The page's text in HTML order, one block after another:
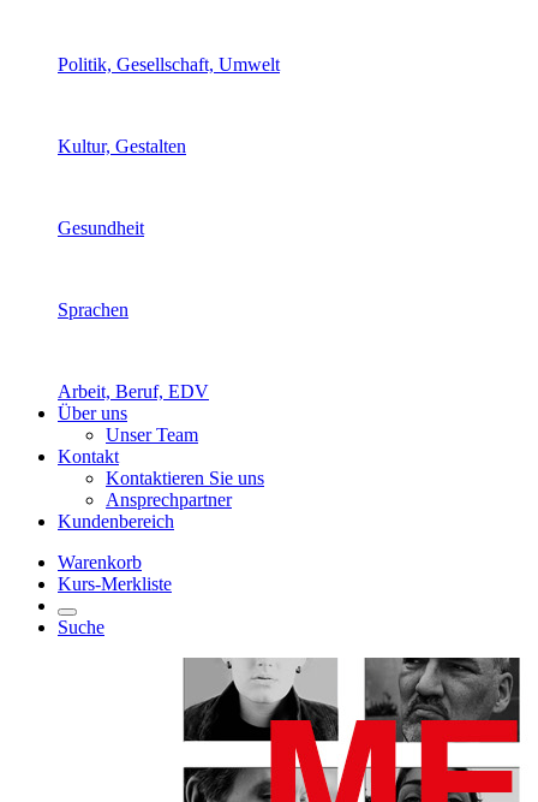
Politik, Gesellschaft, Umwelt
Kultur, Gestalten
Gesundheit
Sprachen
Arbeit, Beruf, EDV
Über uns
Unser Team
Kontakt
Kontaktieren Sie uns
Ansprechpartner
Kundenbereich
Warenkorb
Kurs-Merkliste
Suche